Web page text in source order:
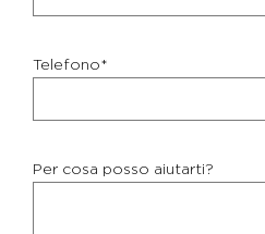
Telefono*
Per cosa posso aiutarti?